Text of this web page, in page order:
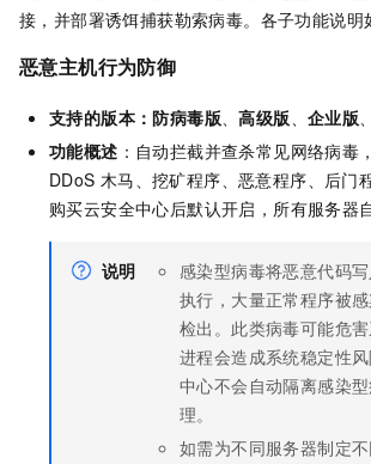
接，并部署诱饵捕获勒索病毒。各子功能说明
恶意主机行为防御
支持的版本：防病毒版 、高级版 、企业版
功能概述 ：自动拦截并查杀常见网络病毒
DDoS 木马、挖矿程序、恶意程序、后门
购买云安全中心后默认开启，所有服务器
说明
感染型病毒将恶意代码
执行，大量正常程序被
检出。此类病毒可能危
进程会造成系统稳定性
中心不会自动隔离感染
理。
如需为不同服务器制定